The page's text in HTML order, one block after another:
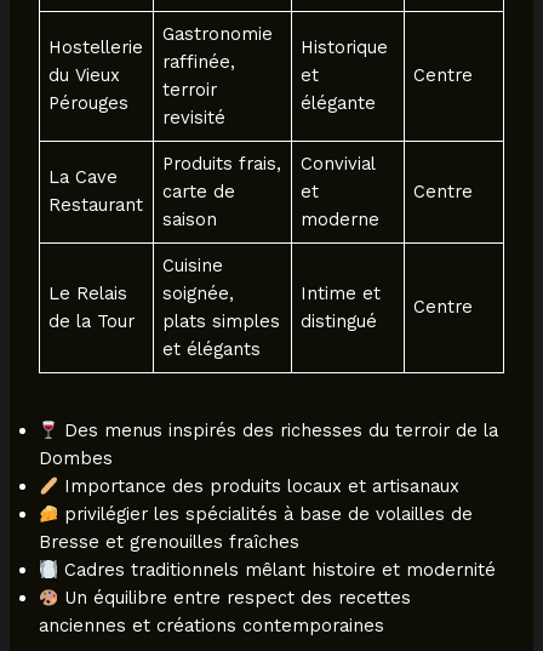
Hostellerie
du Vieux
Pérouges
Gastronomie
raffinée,
terroir
revisité
Historique
et
élégante
Centre
La Cave
Restaurant
Produits frais,
carte de
saison
Convivial
et
moderne
Centre
Le Relais
de la Tour
Cuisine
soignée,
plats simples
et élégants
Intime et
distingué
Centre
Des menus inspirés des richesses du terroir de la
Dombes
Importance des produits locaux et artisanaux
privilégier les spécialités à base de volailles de
Bresse et grenouilles fraîches
Cadres traditionnels mêlant histoire et modernité
Un équilibre entre respect des recettes
anciennes et créations contemporaines